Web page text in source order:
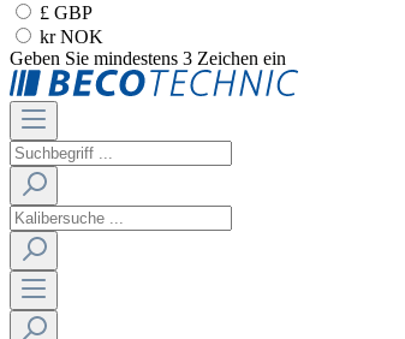
£ GBP
kr NOK
Geben Sie mindestens 3 Zeichen ein